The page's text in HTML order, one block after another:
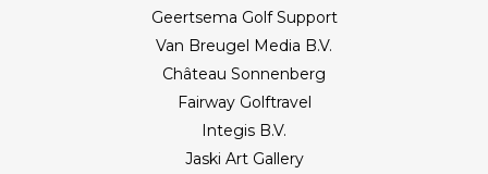
Geertsema Golf Support
Van Breugel Media B.V.
Château Sonnenberg
Fairway Golftravel
Integis B.V.
Jaski Art Gallery